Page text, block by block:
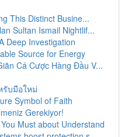
This Distinct Busine...
Sultan Ismail Nightlif...
Deep Investigation
Source for Energy
Cá Cược Hàng Đầu V...
บมือใหม่
Symbol of Faith
Gerekiyor!
Must about Understand